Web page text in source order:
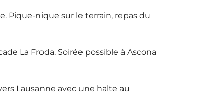
Pique-nique sur le terrain, repas du
La Froda. Soirée possible à Ascona
Lausanne avec une halte au